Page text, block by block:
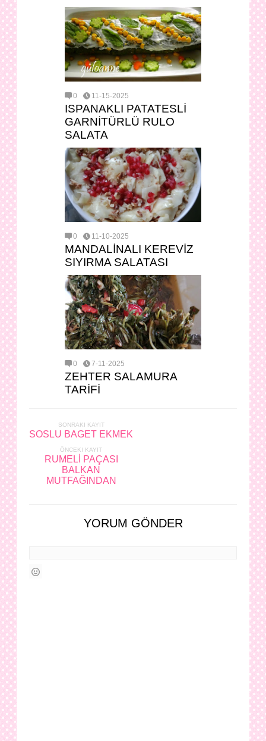
0 11-15-2025
ISPANAKLI PATATESLİ
GARNİTÜRLÜ RULO
SALATA
0 11-10-2025
MANDALİNALI KEREVİZ
SIYIRMA SALATASI
0 7-11-2025
ZEHTER SALAMURA
TARİFİ
SONRAKI KAYIT
SOSLU BAGET EKMEK
ÖNCEKI KAYIT
RUMELİ PAÇASI
BALKAN
MUTFAĞINDAN
YORUM GÖNDER